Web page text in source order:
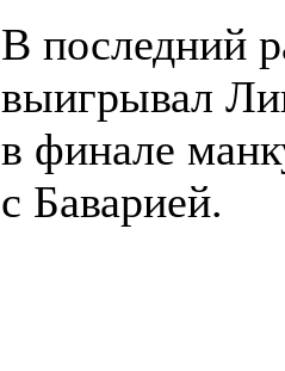
В последний
выигрывал
в финале
с Баварией.